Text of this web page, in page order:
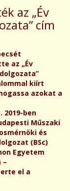
az „Év
cím
az „Év
kiírt
azokat a
ben
Műszaki
és
(BSc)
Egyetem
–
el a